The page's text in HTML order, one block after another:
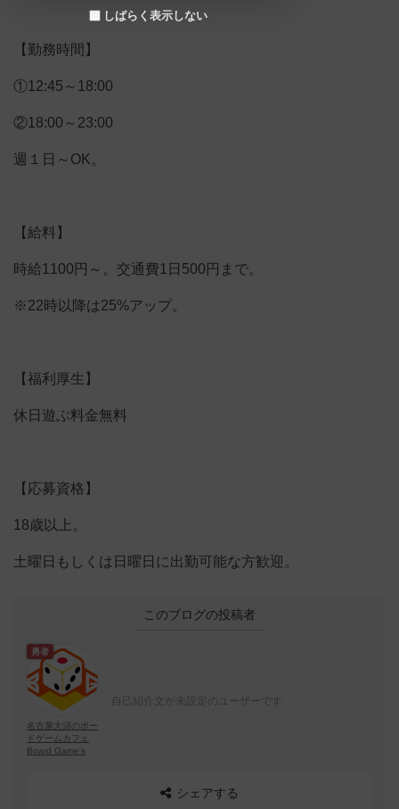
【勤務時間】
①12:45～18:00
②18:00～23:00
週１日～OK。
【給料】
時給1100円～。交通費1日500円まで。
※22時以降は25%アップ。
【福利厚生】
休日遊ぶ料金無料
【応募資格】
18歳以上。
土曜日もしくは日曜日に出勤可能な方歓迎。
このブログの投稿者
勇者
名古屋大須のボー
ドゲームカフェ
Board Game's
自己紹介文が未設定のユーザーです
シェアする
しばらく表示しない